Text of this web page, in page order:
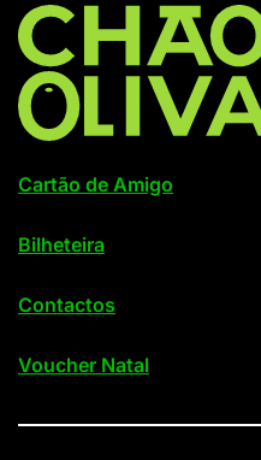
Cartão de Amigo
Bilheteira
Contactos
Voucher Natal